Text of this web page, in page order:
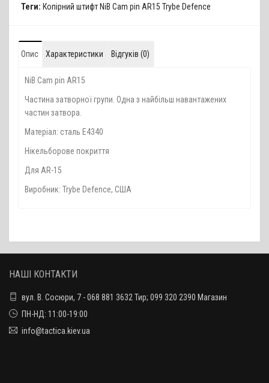
Теги: Копірний штифт NiB Cam pin AR15 Trybe Defence
Опис Характеристики Відгуків (0)
NiB Cam pin AR15
Частина затворної групи. Одна з найбільш навантажених
частин затвора.
Матеріал: сталь E4340
Нікельборове покриття
Для AR-15
Виробник: Trybe Defence, США
НАШІ КОНТАКТИ
вул. В. Сосюри, 7 - 068 881 3632 Тир; 099 320 2390 Магазин
ПН-НД: 11:00-19:00
info@tactica.kiev.ua